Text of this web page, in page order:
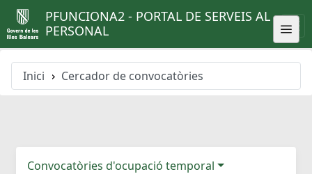
PFUNCIONA2 - PORTAL DE SERVEIS AL
PERSONAL
Inici Cercador de convocatòries
Convocatòries d'ocupació temporal